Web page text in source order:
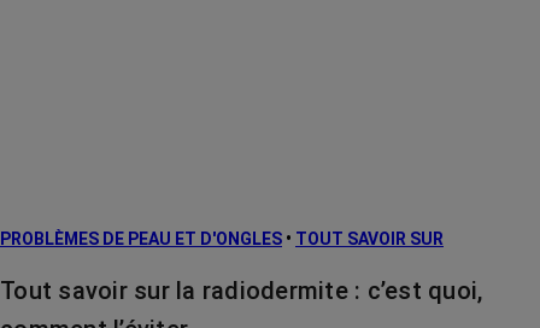
PROBLÈMES DE PEAU ET D'ONGLES • TOUT SAVOIR SUR
Tout savoir sur la radiodermite : c’est quoi,